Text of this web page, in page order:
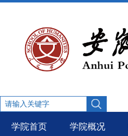
学院首页 学院概况